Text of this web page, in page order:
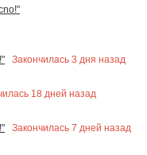
Закончилась 3 дня назад
18 дней назад
Закончилась 7 дней назад